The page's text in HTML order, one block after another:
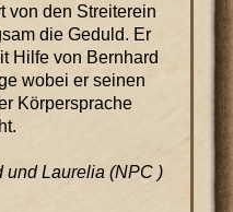
von den Streiterein
die Geduld. Er
Hilfe von Bernhard
wobei er seinen
Körpersprache
und Laurelia (NPC )